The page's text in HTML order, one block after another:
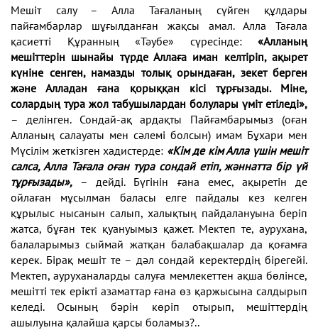
Мешіт салу – Алла Тағаланың сүйген құлдары
пайғамбарлар шұғылданған жақсы амал. Алла Тағала
қасиетті Құранның «Тәубе» сүресінде: «Алланың
мешіттерін шынайы түрде Аллаға иман келтіріп, ақырет
күніне сенген, намазды толық орындаған, зекет берген
және Алладан ғана қорыққан кісі тұрғызады. Міне,
солардың тура жол табушылардан болулары үміт етіледі»,
– делінген. Сондай-ақ ардақты Пайғамбарымыз (оған
Алланың салауаты мен сәлемі болсын) имам Бұхари мен
Мүсілім жеткізген хадистерде: «Кім де кім Алла үшін мешіт
салса, Алла Тағала оған тура сондай етіп, жәннатта бір үй
тұрғызады», – дейді. Бүгінін ғана емес, ақыретін де
ойлаған мұсылман баласы елге пайдалы кез келген
құрылыс нысанын салып, халықтың пайдалануына беріп
жатса, бұған тек қуануымыз қажет. Мектеп те, аурухана,
балаларымыз сыймай жатқан балабақшалар да қоғамға
керек. Бірақ мешіт те – дәл сондай керектердің бірегейі.
Мектеп, ауруханаларды салуға мемлекеттен ақша бөлінсе,
мешітті тек ерікті азаматтар ғана өз қаржысына салдырып
келеді. Осының бәрін көріп отырып, мешіттердің
ашылуына қалайша қарсы боламыз?..